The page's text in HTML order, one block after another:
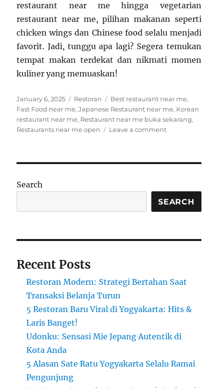
restaurant near me hingga vegetarian
restaurant near me, pilihan makanan seperti
chicken wings dan Chinese food selalu menjadi
favorit. Jadi, tunggu apa lagi? Segera temukan
tempat makan terdekat dan nikmati momen
kuliner yang memuaskan!
Posted
on
January 6, 2025 Categories
Restoran Tags
Best restaurant near me,
Fast Food near me,Japanese Restaurant near me, Korean
restaurant near me, Restaurant near me buka sekarang,
Restaurants near me open
Leave a commenton
Wajib
Dikunjungi
Search
SEARCH
Recent Posts
Restoran Modern: Strategi Bertahan Saat
Transaksi Belanja Turun
5 Restoran Baru Viral di Yogyakarta: Hits &
Laris Banget!
Udonku: Sensasi Mie Jepang Autentik di
Kota Anda
5 Alasan Sate Ratu Yogyakarta Selalu Ramai
Pengunjung